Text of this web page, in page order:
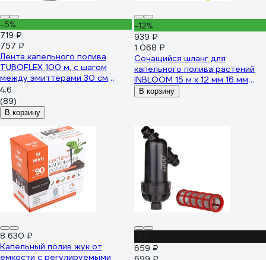
-5%
719 ₽
757 ₽
Лента капельного полива
TUBOFLEX 100 м, с шагом
между эмиттерами 30 см
ЛКП10003 4620759669226
4.6
(89)
В корзину
-12%
939 ₽
1 068 ₽
Сочащийся шланг для
капельного полива растений
INBLOOM 15 м x 12 мм 16 мм
160-038
В корзину
8 630 ₽
Капельный полив жук от
емкости с регулируемыми
659 ₽